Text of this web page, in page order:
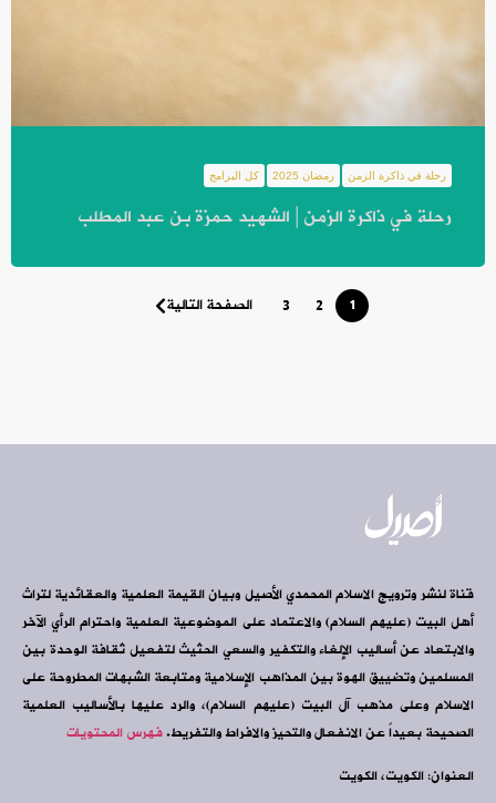
رحلة في ذاكرة الزمن رمضان 2025 كل البرامج
رحلة في ذاكرة الزمن | الشهيد حمزة بن عبد المطلب
1
2
3 الصفحة التالية
قناة لنشر وترويج الاسلام المحمدي الأصيل وبيان القيمة العلمية والعقائدية لتراث
أهل البيت (عليهم السلام) والاعتماد على الموضوعية العلمية واحترام الرأي الآخر
والابتعاد عن أساليب الإلغاء والتكفير والسعي الحثيث لتفعيل ثقافة الوحدة بين
المسلمين وتضييق الهوة بين المذاهب الإسلامية ومتابعة الشبهات المطروحة على
الاسلام وعلى مذهب آل البيت (عليهم السلام)، والرد عليها بالأساليب العلمية
الصحيحة بعيداً عن الانفعال والتحيز والافراط والتفريط.فهرس المحتويات
العنوان: الكويت، الكويت